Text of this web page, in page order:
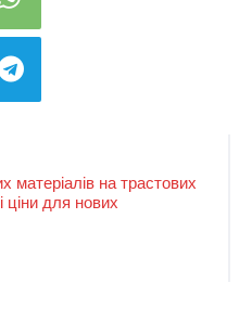
матеріалів на трастових
ціни для нових